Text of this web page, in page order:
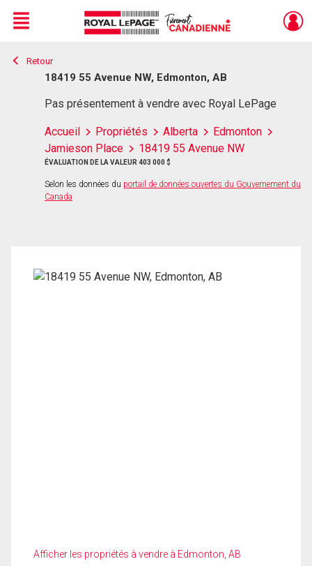
Live
En Direct
Menu
Retour
18419 55 Avenue NW, Edmonton, AB
Pas présentement à vendre avec Royal LePage
Accueil Propriétés Alberta
Edmonton
Jamieson Place
18419 55 Avenue NW
ÉVALUATION DE LA VALEUR 403 000 $
Selon les données du portail de données ouvertes du Gouvernement du
Canada
Afficher les propriétés à vendre à Edmonton, AB